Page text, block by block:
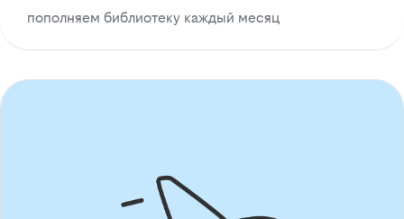
пополняем библиотеку каждый месяц